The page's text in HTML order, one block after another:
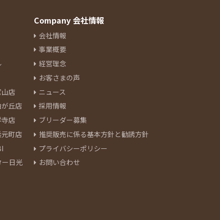
店
丘店
店
町店
日光
Company 会社情報
会社情報
事業概要
経営理念
お客さまの声
ニュース
採用情報
ブリーダー募集
推奨販売に係る基本方針と勧誘方針
プライバシーポリシー
お問い合わせ